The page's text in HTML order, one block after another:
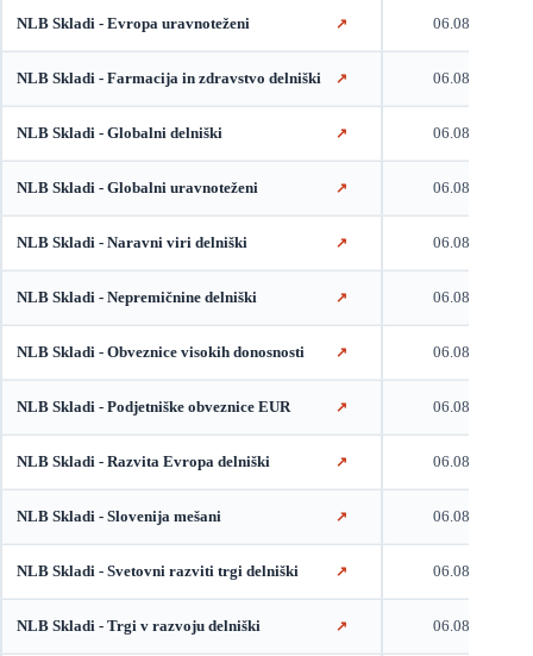
NLB Skladi - Evropa uravnoteženi ↗ 06.08.2026
NLB Skladi - Farmacija in zdravstvo delniški ↗ 06.08.2026
NLB Skladi - Globalni delniški ↗ 06.08.2026
NLB Skladi - Globalni uravnoteženi ↗ 06.08.2026
NLB Skladi - Naravni viri delniški ↗ 06.08.2026
NLB Skladi - Nepremičnine delniški ↗ 06.08.2026
NLB Skladi - Obveznice visokih donosnosti ↗ 06.08.2026
NLB Skladi - Podjetniške obveznice EUR ↗ 06.08.2026
NLB Skladi - Razvita Evropa delniški ↗ 06.08.2026
NLB Skladi - Slovenija mešani ↗ 06.08.2026
NLB Skladi - Svetovni razviti trgi delniški ↗ 06.08.2026
NLB Skladi - Trgi v razvoju delniški ↗ 06.08.2026